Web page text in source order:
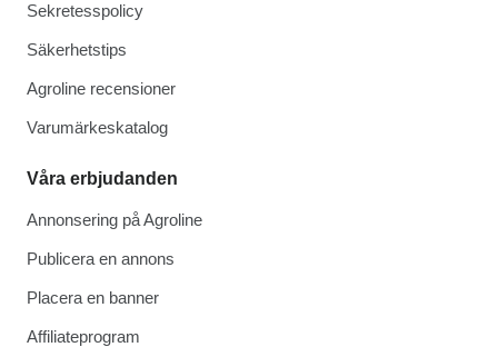
Sekretesspolicy
Säkerhetstips
Agroline recensioner
Varumärkeskatalog
Våra erbjudanden
Annonsering på Agroline
Publicera en annons
Placera en banner
Affiliateprogram